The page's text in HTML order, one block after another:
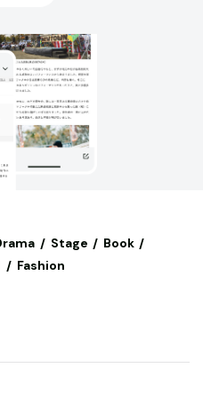
Stage
Book
Fashion